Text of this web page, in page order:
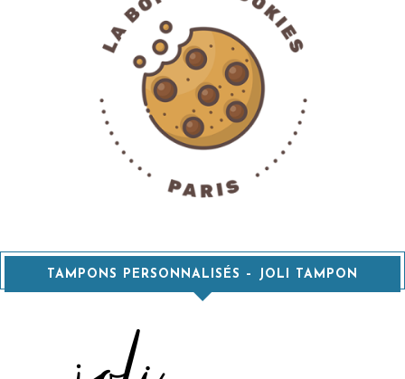
TAMPONS PERSONNALISÉS – JOLI TAMPON